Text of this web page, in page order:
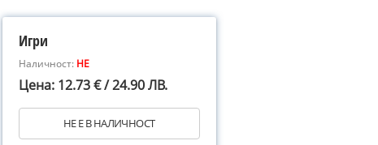
Игри
Наличност: НЕ
Цена: 12.73 € / 24.90 ЛВ.
НЕ Е В НАЛИЧНОСТ